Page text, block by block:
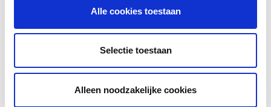
Alle cookies toestaan
Selectie toestaan
Alleen noodzakelijke cookies